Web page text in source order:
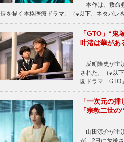
本作は、救命
長を描く本格医療ドラマ。（※以下、ネタバ
「GTO」“鬼
叶渚は華があ
反町隆史が主
された。（※以
園ドラマ「
「一次元の
「宗教二世
山田涼介が主
が、2日に放送